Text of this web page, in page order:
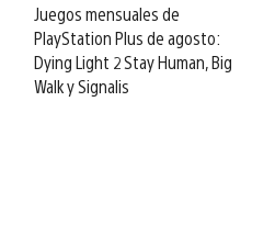
Juegos mensuales de
PlayStation Plus de agosto:
Dying Light 2 Stay Human, Big
Walk y Signalis